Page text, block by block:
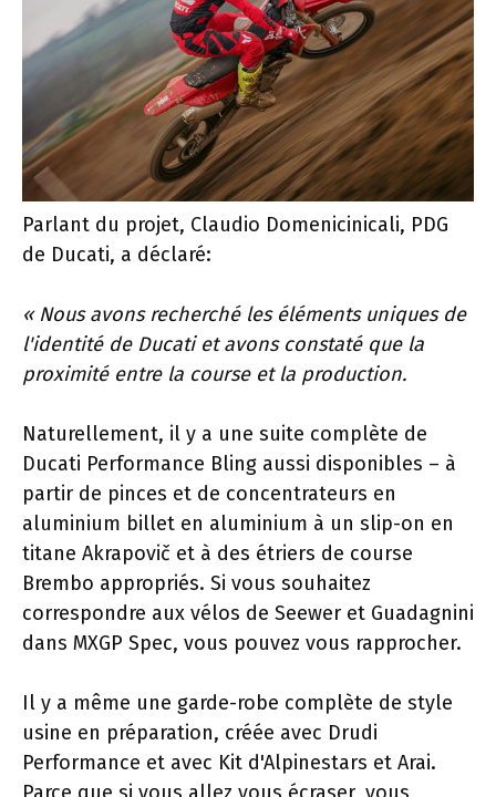
Parlant du projet, Claudio Domenicinicali, PDG
de Ducati, a déclaré:
« Nous avons recherché les éléments uniques de
l'identité de Ducati et avons constaté que la
proximité entre la course et la production.
Naturellement, il y a une suite complète de
Ducati Performance Bling aussi disponibles – à
partir de pinces et de concentrateurs en
aluminium billet en aluminium à un slip-on en
titane Akrapovič et à des étriers de course
Brembo appropriés. Si vous souhaitez
correspondre aux vélos de Seewer et Guadagnini
dans MXGP Spec, vous pouvez vous rapprocher.
Il y a même une garde-robe complète de style
usine en préparation, créée avec Drudi
Performance et avec Kit d'Alpinestars et Arai.